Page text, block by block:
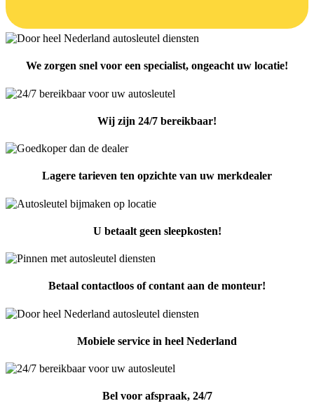
We zorgen snel voor een specialist, ongeacht uw locatie!
Wij zijn 24/7 bereikbaar!
Lagere tarieven ten opzichte van uw merkdealer
U betaalt geen sleepkosten!
Betaal contactloos of contant aan de monteur!
Mobiele service in heel Nederland
Bel voor afspraak, 24/7